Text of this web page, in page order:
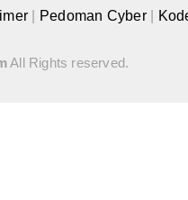
Pedoman Cyber
All Rights reserved.